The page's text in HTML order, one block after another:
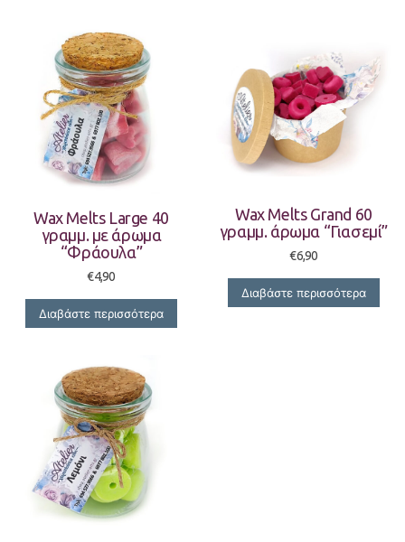
Wax Melts Large 40
γραμμ. με άρωμα
“Φράουλα”
€4,90
Διαβάστε περισσότερα
Wax Melts Grand 60
γραμμ. άρωμα “Γιασεμί”
€6,90
Διαβάστε περισσότερα